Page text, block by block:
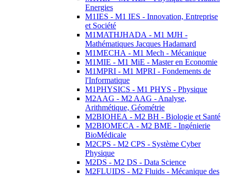
Energies
M1IES - M1 IES - Innovation, Entreprise
et Société
M1MATHJHADA - M1 MJH -
Mathématiques Jacques Hadamard
M1MECHA - M1 Mech - Mécanique
M1MIE - M1 MiE - Master en Economie
M1MPRI - M1 MPRI - Fondements de
l'Informatique
M1PHYSICS - M1 PHYS - Physique
M2AAG - M2 AAG - Analyse,
Arithmétique, Géométrie
M2BIOHEA - M2 BH - Biologie et Santé
M2BIOMECA - M2 BME - Ingénierie
BioMédicale
M2CPS - M2 CPS - Système Cyber
Physique
M2DS - M2 DS - Data Science
M2FLUIDS - M2 Fluids - Mécanique des